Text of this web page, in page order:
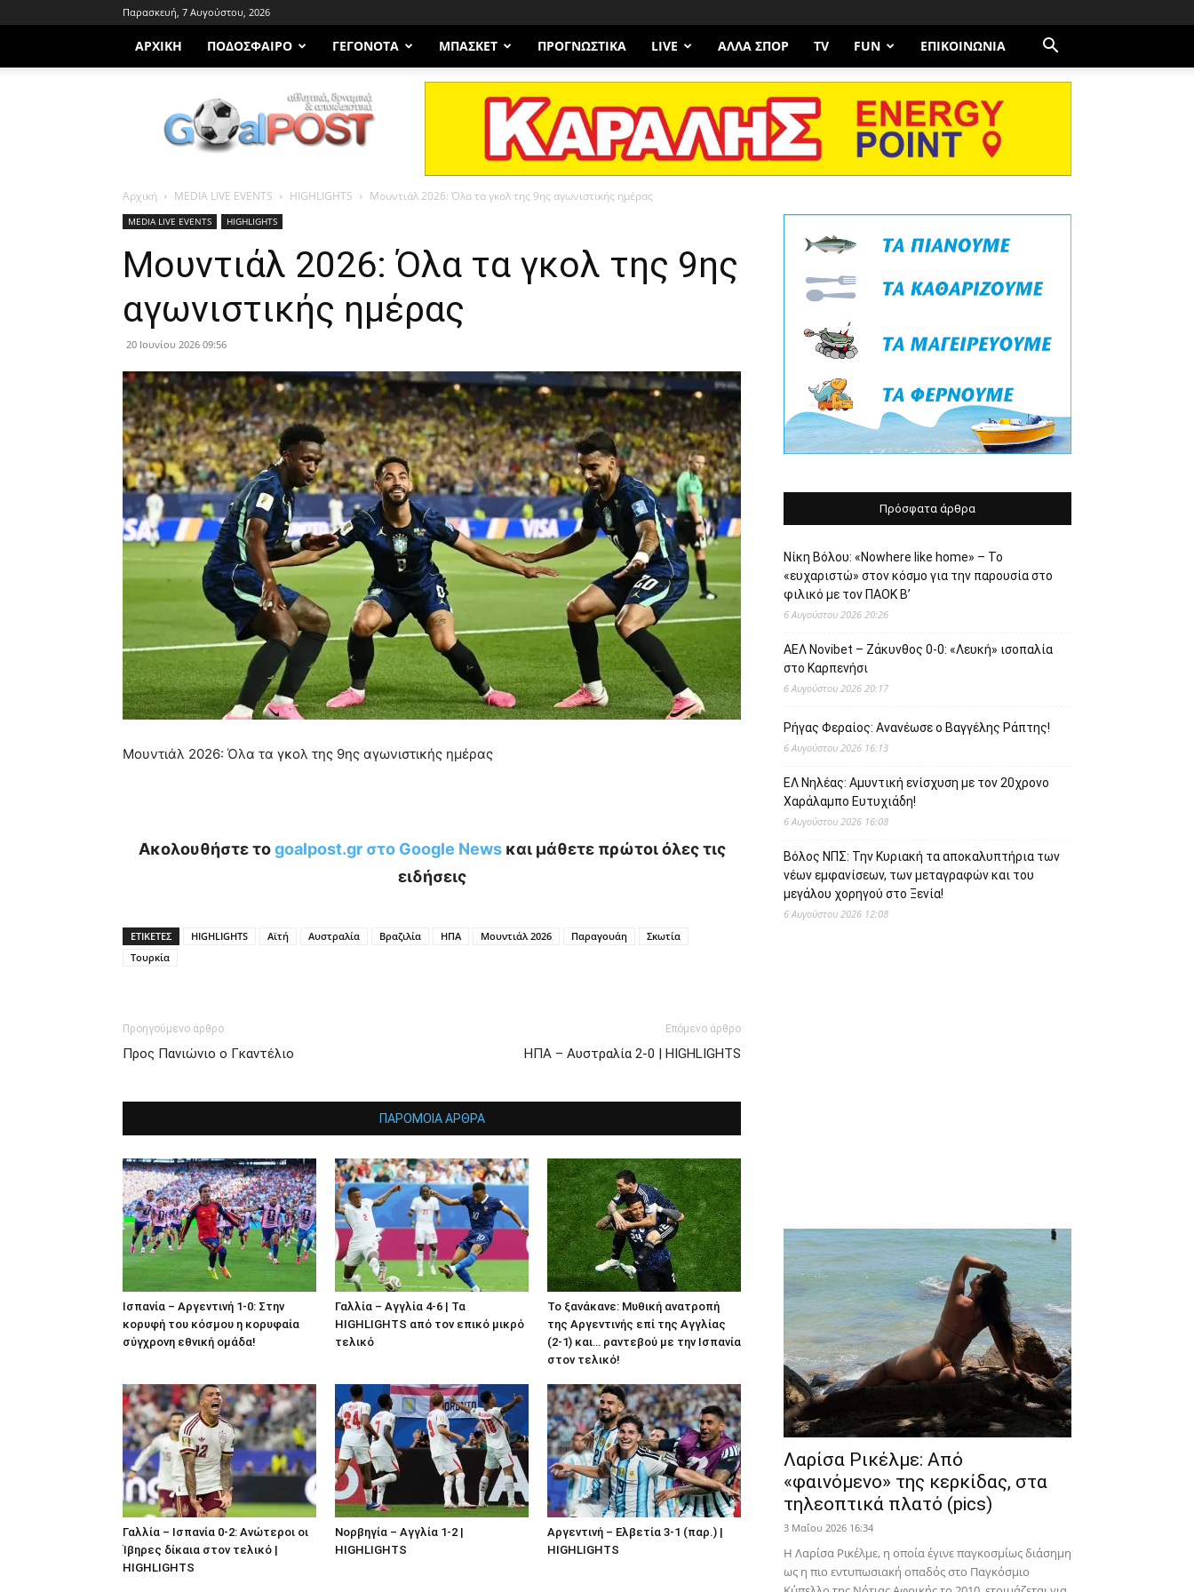
Παρασκευή, 7 Αυγούστου, 2026
ΑΡΧΙΚΗ ΠΟΔΌΣΦΑΙΡΟ ΓΕΓΟΝΌΤΑ ΜΠΆΣΚΕΤ ΠΡΟΓΝΩΣΤΙΚΑ LIVE ΆΛΛΑ ΣΠΟΡ TV FUN ΕΠΙΚΟΙΝΩΝΊΑ
Goalpost.gr
Αρχική MEDIA LIVE EVENTS HIGHLIGHTS Μουντιάλ 2026: Όλα τα γκολ της 9ης αγωνιστικής ημέρας
MEDIA LIVE EVENTS HIGHLIGHTS
Μουντιάλ 2026: Όλα τα γκολ της 9ης
αγωνιστικής ημέρας
20 Ιουνίου 2026 09:56
Μουντιάλ 2026: Όλα τα γκολ της 9ης αγωνιστικής ημέρας
Ακολουθήστε τοgoalpost.gr στο Google Newsκαι μάθετε πρώτοι όλες τις
ειδήσεις
ΕΤΙΚΕΤΕΣ HIGHLIGHTS Αϊτή Αυστραλία Βραζιλία ΗΠΑ Μουντιάλ 2026 Παραγουάη
Σκωτία
Τουρκία
Προηγούμενο άρθρο
Προς Πανιώνιο ο Γκαντέλιο
Επόμενο άρθρο
ΗΠΑ – Αυστραλία 2-0 | HIGHLIGHTS
ΠΑΡΟΜΟΙΑ ΑΡΘΡΑ
Ισπανία – Αργεντινή 1-0: Στην
κορυφή του κόσμου η κορυφαία
σύγχρονη εθνική ομάδα!
Γαλλία – Αγγλία 4-6 | Τα
HIGHLIGHTS από τον επικό μικρό
τελικό
Το ξανάκανε: Μυθική ανατροπή
της Αργεντινής επί της Αγγλίας
(2-1) και… ραντεβού με την Ισπανία
στον τελικό!
Γαλλία – Ισπανία 0-2: Ανώτεροι οι
Ίβηρες δίκαια στον τελικό |
HIGHLIGHTS
Νορβηγία – Αγγλία 1-2 |
HIGHLIGHTS
Αργεντινή – Ελβετία 3-1 (παρ.) |
HIGHLIGHTS
Πρόσφατα άρθρα
Νίκη Βόλου: «Nowhere like home» – Το
«ευχαριστώ» στον κόσμο για την παρουσία στο
φιλικό με τον ΠΑΟΚ Β’
6 Αυγούστου 2026 20:26
ΑΕΛ Novibet – Ζάκυνθος 0-0: «Λευκή» ισοπαλία
στο Καρπενήσι
6 Αυγούστου 2026 20:17
Ρήγας Φεραίος: Ανανέωσε ο Βαγγέλης Ράπτης!
6 Αυγούστου 2026 16:13
ΕΛ Νηλέας: Αμυντική ενίσχυση με τον 20χρονο
Χαράλαμπο Ευτυχιάδη!
6 Αυγούστου 2026 16:08
Βόλος ΝΠΣ: Την Κυριακή τα αποκαλυπτήρια των
νέων εμφανίσεων, των μεταγραφών και του
μεγάλου χορηγού στο Ξενία!
6 Αυγούστου 2026 12:08
Λαρίσα Ρικέλμε: Από
«φαινόμενο» της κερκίδας, στα
τηλεοπτικά πλατό (pics)
3 Μαΐου 2026 16:34
Η Λαρίσα Ρικέλμε, η οποία έγινε παγκοσμίως διάσημη
ως η πιο εντυπωσιακή οπαδός στο Παγκόσμιο